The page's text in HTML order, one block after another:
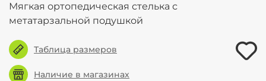
Мягкая ортопедическая стелька с
метатарзальной подушкой
Таблица размеров
Наличие в магазинах